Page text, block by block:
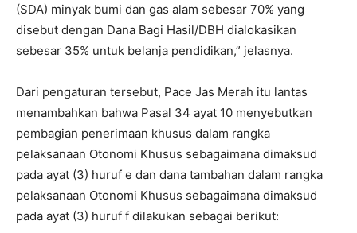
(SDA) minyak bumi dan gas alam sebesar 70% yang
disebut dengan Dana Bagi Hasil/DBH dialokasikan
sebesar 35% untuk belanja pendidikan,” jelasnya.
Dari pengaturan tersebut, Pace Jas Merah itu lantas
menambahkan bahwa Pasal 34 ayat 10 menyebutkan
pembagian penerimaan khusus dalam rangka
pelaksanaan Otonomi Khusus sebagaimana dimaksud
pada ayat (3) huruf e dan dana tambahan dalam rangka
pelaksanaan Otonomi Khusus sebagaimana dimaksud
pada ayat (3) huruf f dilakukan sebagai berikut: